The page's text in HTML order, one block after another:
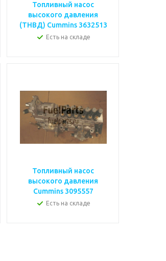
Топливный насос
высокого давления
(ТНВД) Cummins 3632513
Есть на складе
Топливный насос
высокого давления
Cummins 3095557
Есть на складе